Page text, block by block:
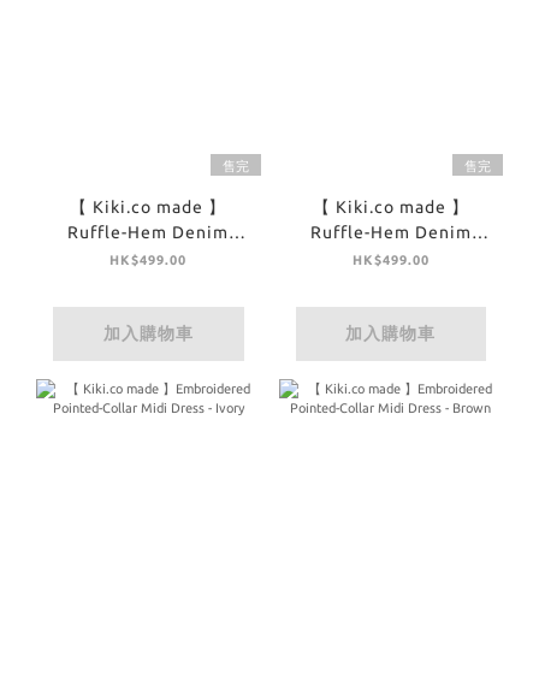
售完
【 Kiki.co made 】
Ruffle-Hem Denim
Panel Skirt - Off White
HK$499.00
加入購物車
售完
【 Kiki.co made 】
Ruffle-Hem Denim
Panel Skirt - Denim
HK$499.00
加入購物車